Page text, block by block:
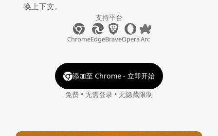
换上下文。
支持平台
ChromeEdgeBraveOperaArc
添加至 Chrome - 立即开始
免费 • 无需登录 • 无隐藏限制